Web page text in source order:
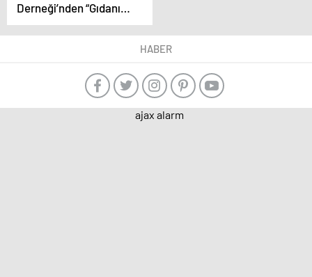
Derneği’nden “Gıdanın
Geleceği: Dönüşüm;
Yerel Mirastan
HABER
ajax alarm